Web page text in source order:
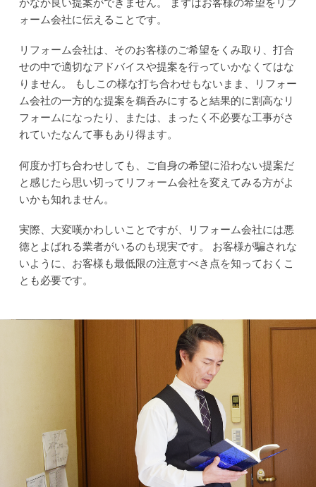
ォーム会社に伝えることです。
リフォーム会社は、そのお客様のご希望をくみ取り、打合
せの中で適切なアドバイスや提案を行っていかなくてはな
りません。
もしこの様な打ち合わせもないまま、リフォー
ム会社の一方的な提案を鵜呑みにすると結果的に割高なリ
フォームになったり、または、まったく不必要な工事がさ
れていたなんて事もあり得ます。
何度か打ち合わせしても、ご自身の希望に沿わない提案だ
と感じたら思い切ってリフォーム会社を変えてみる方がよ
いかも知れません。
実際、大変嘆かわしいことですが、リフォーム会社には悪
徳とよばれる業者がいるのも現実です。
お客様が騙されな
いように、お客様も最低限の注意すべき点を知っておくこ
とも必要です。